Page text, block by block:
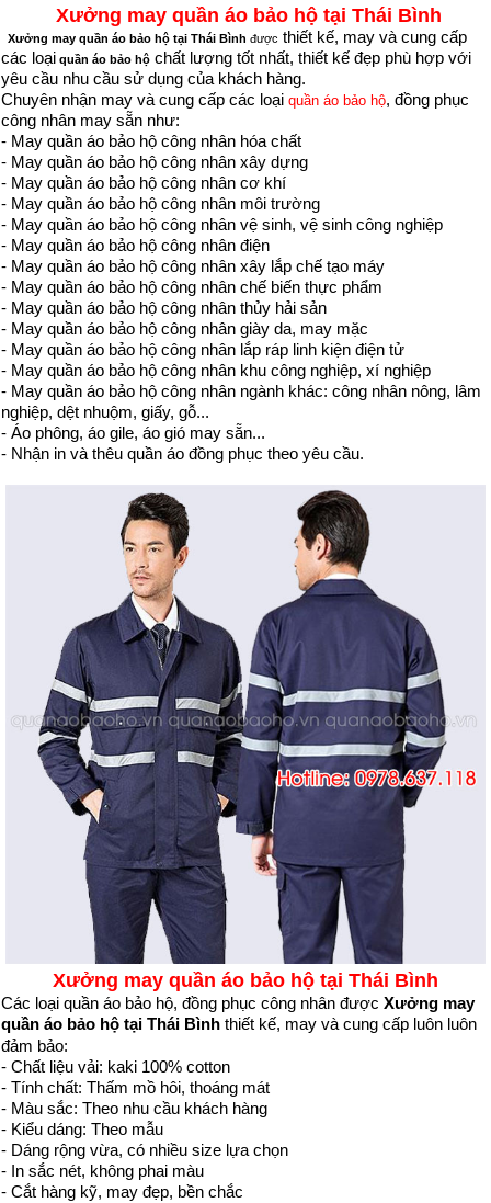
Xưởng may quần áo bảo hộ tại Thái Bình
Xưởng may quần áo bảo hộ tại Thái Bình được thiết kế, may và cung cấp
các loại quần áo bảo hộ chất lượng tốt nhất, thiết kế đẹp phù hợp với
yêu cầu nhu cầu sử dụng của khách hàng.
Chuyên nhận may và cung cấp các loại quần áo bảo hộ, đồng phục
công nhân may sẵn như:
- May quần áo bảo hộ công nhân hóa chất
- May quần áo bảo hộ công nhân xây dựng
- May quần áo bảo hộ công nhân cơ khí
- May quần áo bảo hộ công nhân môi trường
- May quần áo bảo hộ công nhân vệ sinh, vệ sinh công nghiệp
- May quần áo bảo hộ công nhân điện
- May quần áo bảo hộ công nhân xây lắp chế tạo máy
- May quần áo bảo hộ công nhân chế biến thực phẩm
- May quần áo bảo hộ công nhân thủy hải sản
- May quần áo bảo hộ công nhân giày da, may mặc
- May quần áo bảo hộ công nhân lắp ráp linh kiện điện tử
- May quần áo bảo hộ công nhân khu công nghiệp, xí nghiệp
- May quần áo bảo hộ công nhân ngành khác: công nhân nông, lâm
nghiệp, dệt nhuộm, giấy, gỗ...
- Áo phông, áo gile, áo gió may sẵn...
- Nhận in và thêu quần áo đồng phục theo yêu cầu.
Xưởng may quần áo bảo hộ tại Thái Bình
Các loại quần áo bảo hộ, đồng phục công nhân được Xưởng may
quần áo bảo hộ tại Thái Bình thiết kế, may và cung cấp luôn luôn
đảm bảo:
- Chất liệu vải: kaki 100% cotton
- Tính chất: Thấm mồ hôi, thoáng mát
- Màu sắc: Theo nhu cầu khách hàng
- Kiểu dáng: Theo mẫu
- Dáng rộng vừa, có nhiều size lựa chọn
- In sắc nét, không phai màu
- Cắt hàng kỹ, may đẹp, bền chắc